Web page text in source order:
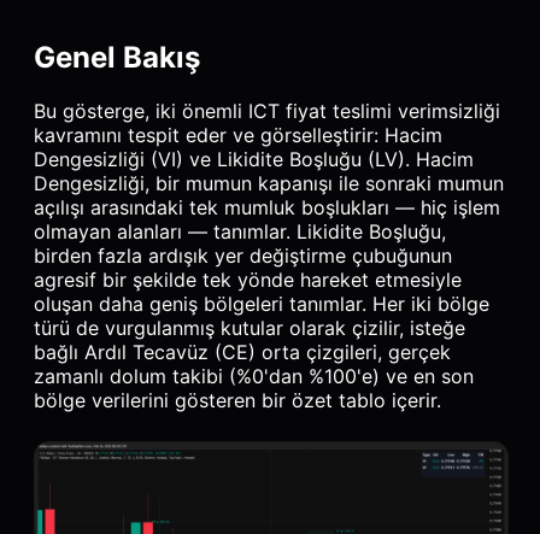
Genel Bakış
Bu gösterge, iki önemli ICT fiyat teslimi verimsizliği
kavramını tespit eder ve görselleştirir: Hacim
Dengesizliği (VI) ve Likidite Boşluğu (LV). Hacim
Dengesizliği, bir mumun kapanışı ile sonraki mumun
açılışı arasındaki tek mumluk boşlukları — hiç işlem
olmayan alanları — tanımlar. Likidite Boşluğu,
birden fazla ardışık yer değiştirme çubuğunun
agresif bir şekilde tek yönde hareket etmesiyle
oluşan daha geniş bölgeleri tanımlar. Her iki bölge
türü de vurgulanmış kutular olarak çizilir, isteğe
bağlı Ardıl Tecavüz (CE) orta çizgileri, gerçek
zamanlı dolum takibi (%0'dan %100'e) ve en son
bölge verilerini gösteren bir özet tablo içerir.